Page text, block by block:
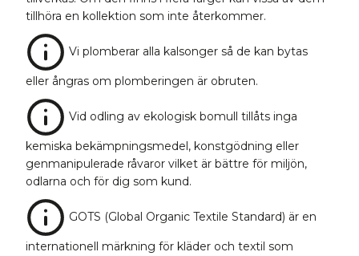
tillhöra en kollektion som inte återkommer.
Vi plomberar alla kalsonger så de kan bytas
eller ångras om plomberingen är obruten.
Vid odling av ekologisk bomull tillåts inga
kemiska bekämpningsmedel, konstgödning eller
genmanipulerade råvaror vilket är bättre för miljön,
odlarna och för dig som kund.
GOTS (Global Organic Textile Standard) är en
internationell märkning för kläder och textil som